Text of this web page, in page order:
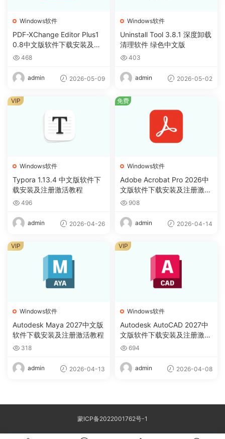
Windows软件
PDF-XChange Editor Plus1
0.8中文版软件下载安装及注
册激活教程
468
admin 2026-05-09
Windows软件
Uninstall Tool 3.8.1 深度卸载
清理软件 绿色中文版
403
admin 2026-05-02
Windows软件
Typora 1.13.4 中文版软件下
载安装及注册激活教程
496
admin 2026-04-26
VIP
Windows软件
Adobe Acrobat Pro 2026中
文版软件下载安装及注册激活
教程908
admin 2026-04-14
免费
Windows软件
Autodesk Maya 2027中文版
软件下载安装及注册激活教程
318
admin 2026-04-13
VIP
Windows软件
Autodesk AutoCAD 2027中
文版软件下载安装及注册激活
教程694
admin 2026-04-08
VIP
蒙ICP备2022001762号-1